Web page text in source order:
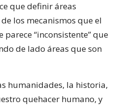
que definir áreas
los mecanismos que el
“inconsistente” que
de lado áreas que son
humanidades, la historia,
quehacer humano, y